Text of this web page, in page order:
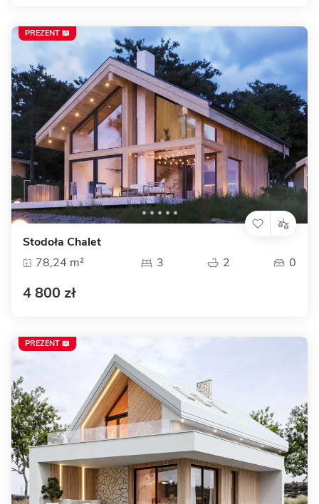
Stodoła Chalet
78,24 m²
3 2 0
4 800 zł
PREZENT 📖
PREZENT 📖